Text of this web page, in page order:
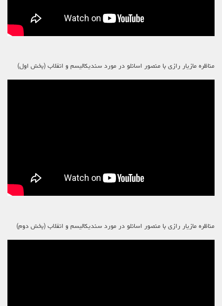
مناظره مازیار رازی با منصور اسانلو در مورد سندیکالیسم و انقلاب (بخش اول)
مناظره مازیار رازی با منصور اسانلو در مورد سندیکالیسم و انقلاب (بخش دوم)